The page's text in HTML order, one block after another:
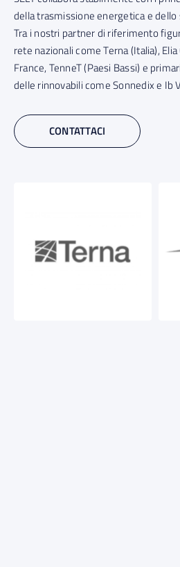
della trasmissione energetica e
Tra i nostri partner di riferimento
rete nazionali come Terna (Italia),
France, TenneT (Paesi Bassi) e
delle rinnovabili come Sonnedix e Ib
CONTATTACI